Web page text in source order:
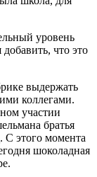
уровень
что это
выдержать
коллегами.
участии
братья
С этого момента
шоколадная